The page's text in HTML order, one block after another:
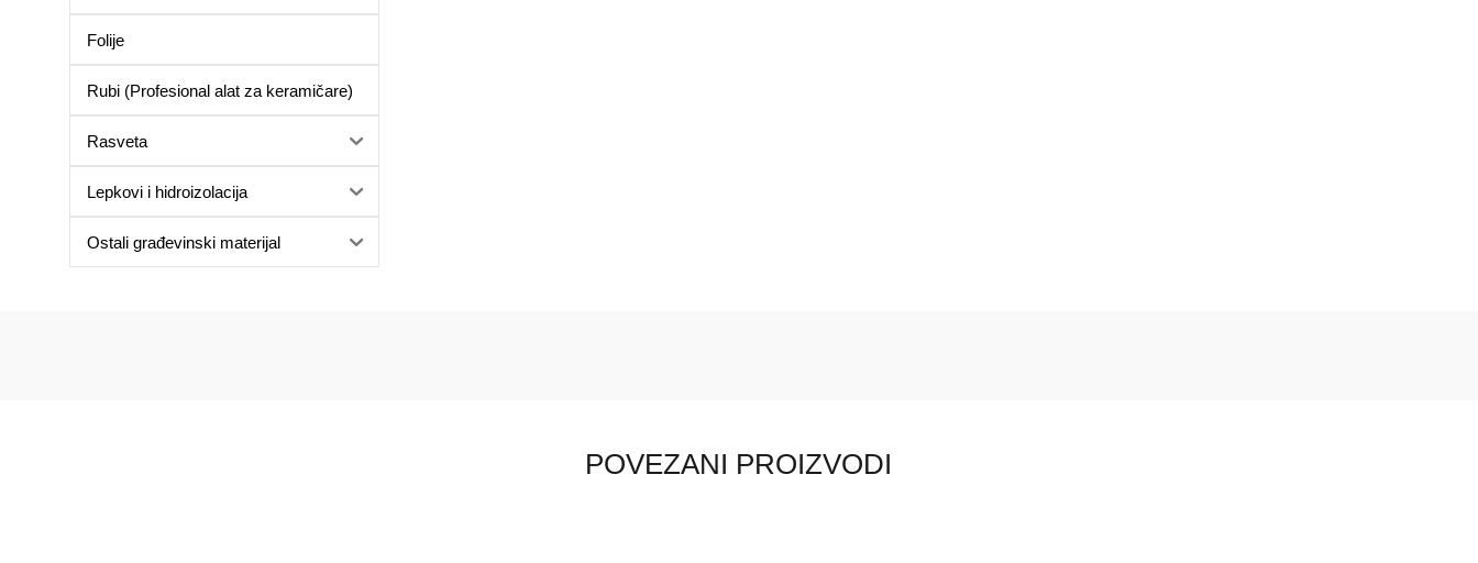
Folije
Rubi (Profesional alat za keramičare)
Rasveta
Lepkovi i hidroizolacija
Ostali građevinski materijal
POVEZANI PROIZVODI